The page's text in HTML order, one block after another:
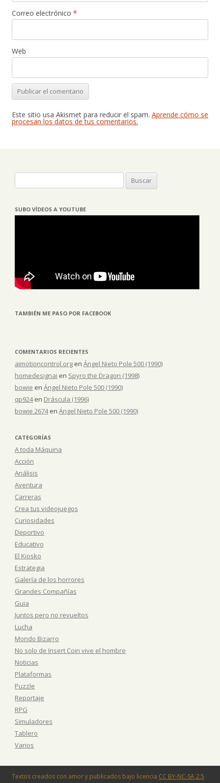
Correo electrónico *
Web
Este sitio usa Akismet para reducir el spam. Aprende cómo se
procesan los datos de tus comentarios.
SUBO VÍDEOS A YOUTUBE
TAMBIÉN ME PASO POR FACEBOOK
COMENTARIOS RECIENTES
aimotioncontrol.org en Ángel Nieto Pole 500 (1990)
homedesignai en Spyro the Dragon (1998)
bowie en Ángel Nieto Pole 500 (1990)
qp924en Dráscula (1996)
bowie 2674en Ángel Nieto Pole 500 (1990)
CATEGORÍAS
A toda Máquina
Acción
Análisis
Aventura
Carreras
Crea tus videojuegos
Curiosidades
Deportivo
Educativo
El Kiosko
Estrategia
Galería de los horrores
Grandes Compañías
Guia
Juntos pero no revueltos
Lucha
Mondo Bizarro
No solo de Insert Coin vive el hombre
Noticias
Plataformas
Puzzle
Reportaje
RPG
Simuladores
Tablero
Varios
Textos creados con amor y publicados bajo licencia CC BY-NC-SA 2.5